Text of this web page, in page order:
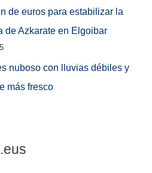
de euros para estabilizar la
de Azkarate en Elgoibar
nuboso con lluvias débiles y
más fresco